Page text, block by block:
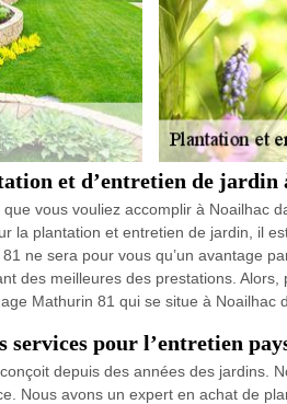
et d’entretien de jardin
vous vouliez accomplir à Noailhac
la plantation et entretien de jardin, il
ne sera pour vous qu’un avantage
des meilleures des prestations.
Mathurin 81 qui se situe à Noailhac
services pour l’entretien
depuis des années des jardins.
Nous avons un expert en achat de